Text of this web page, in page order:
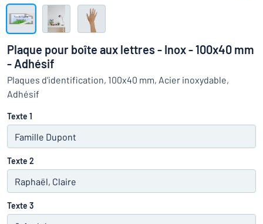
parvenez pas à trouver ce que vous cherchez ?
travail
Montrer toutes les catégories
Demande
devis
Se
connecter
Service
clients
Particulier
Plaque pour boîte aux lettres - Inox - 100x40 mm
- Adhésif
Plaques d'identification, 100x40 mm, Acier inoxydable,
Adhésif
Texte 1
Texte 2
Texte 3